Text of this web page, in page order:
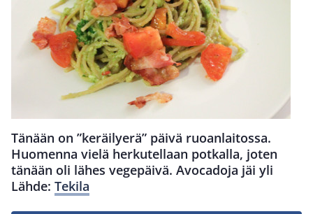
Tänään on ”keräilyerä” päivä ruoanlaitossa.
Huomenna vielä herkutellaan potkalla, joten
tänään oli lähes vegepäivä. Avocadoja jäi yli
Lähde: Tekila